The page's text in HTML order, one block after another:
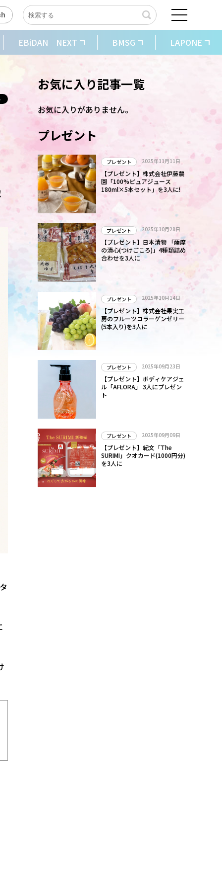
EBiDAN NEXT BMSG LAPONE
お気に入り記事一覧
お気に入りがありません。
プレゼント
プレゼント 2025年11月11日
【プレゼント】株式会社伊藤農
園「100%ピュアジュース
180ml×5本セット」を3人に!
プレゼント 2025年10月28日
【プレゼント】日本漬物 「薩摩
の漬心(つけごころ)」4種類詰め
合わせを3人に
プレゼント 2025年10月14日
【プレゼント】株式会社果実工
房のフルーツコラーゲンゼリー
(5本入り)を3人に
プレゼント 2025年09月23日
【プレゼント】ボディケアジェ
ル「AFLORA」 3人にプレゼン
ト
プレゼント 2025年09月09日
【プレゼント】紀文「The
SURIMI」クオカード(1000円分)
を3人に